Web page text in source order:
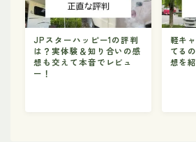
JPスターハッピー1の評判
は？実体験＆知り合いの感
想も交えて本音でレビュ
ー！
軽キ
てる
想を